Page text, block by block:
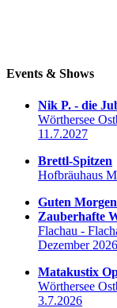
Events & Shows
Nik P. - die
Wörthersee
11.7.2027
Brettl-Spitzen
Hofbräuhaus
Guten
Zauberhafte
Flachau -
Dezember 2026
Matakustix
Wörthersee
3.7.2026